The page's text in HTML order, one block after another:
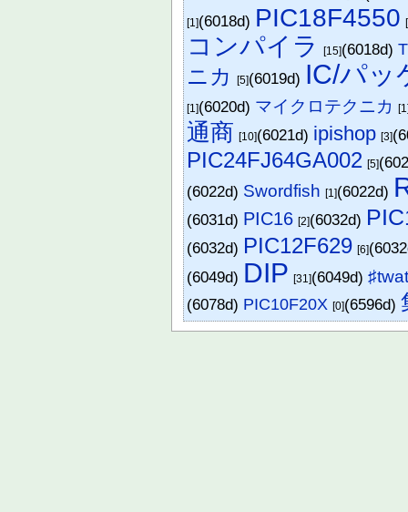
[1](6018d) PIC18F4550
コンパイラ [15](6018d)
ニカ [5](6019d) IC/パッ
[1](6020d) マイクロテクニカ
通商 [10](6021d) ipishop [3]
PIC24FJ64GA002 [5]
(6022d) Swordfish [1](6022d)
(6031d) PIC16 [2](6032d)
(6032d) PIC12F629 [6]
(6049d) DIP [31](6049d)
(6078d) PIC10F20X [0](6596d)